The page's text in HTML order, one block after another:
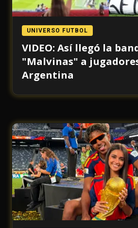
UNIVERSO FUTBOL
VIDEO: Así llegó la
"Malvinas" a
Argentina